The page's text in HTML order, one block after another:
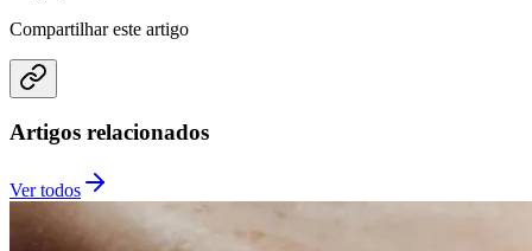
Compartilhar este artigo
Artigos relacionados
Ver todos